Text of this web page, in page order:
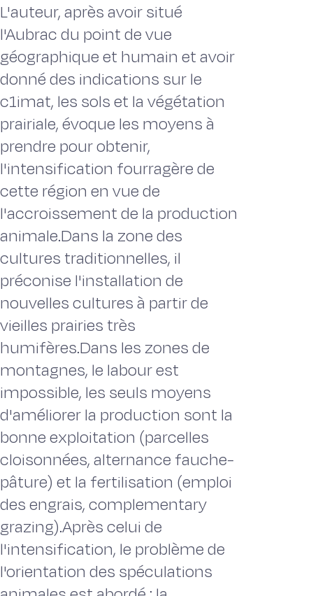
L'auteur, après avoir situé
l'Aubrac du point de vue
géographique et humain et avoir
donné des indications sur le
c1imat, les sols et la végétation
prairiale, évoque les moyens à
prendre pour obtenir,
l'intensification fourragère de
cette région en vue de
l'accroissement de la production
animale.Dans la zone des
cultures traditionnelles, il
préconise l'installation de
nouvelles cultures à partir de
vieilles prairies très
humifères.Dans les zones de
montagnes, le labour est
impossible, les seuls moyens
d'améliorer la production sont la
bonne exploitation (parcelles
cloisonnées, alternance fauche-
pâture) et la fertilisation (emploi
des engrais, complementary
grazing).Après celui de
l'intensification, le problème de
l'orientation des spéculations